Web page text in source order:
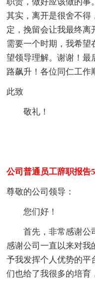
其实，离开是很舍不得
定，挽留会让我最终离
需要一个时期，我希望
望领导理解。谢谢！最
路飙升！各位同仁工作
此致
敬礼！
公司普通员工辞职报告5
尊敬的公司领导：
您们好！
首先，非常感谢公司
感谢公司一直以来对我
予我发挥个人优势的平
们也给了我很多的培育